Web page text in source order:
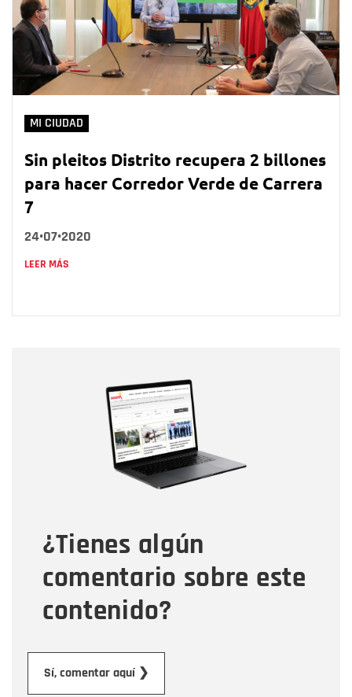
MI CIUDAD
Sin pleitos Distrito recupera 2 billones
para hacer Corredor Verde de Carrera
7
24•07•2020
LEER MÁS
¿Tienes algún
comentario sobre este
contenido?
Sí, comentar aquí ❯
Correo electrónico
Tipo de comentario
Mensaje